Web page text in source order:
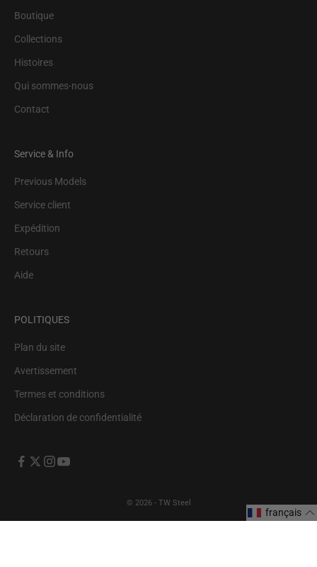
Boutique
Collections
Histoires
Qui sommes-nous
Contact
Service & Info
Previous Models
Service client
Expédition
Retours
Aide
POLITIQUES
Plan du site
Avertissement
Termes et conditions
Déclaration de confidentialité
© 2026 - TW Steel
français